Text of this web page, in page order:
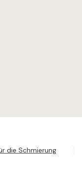
die Schmierung